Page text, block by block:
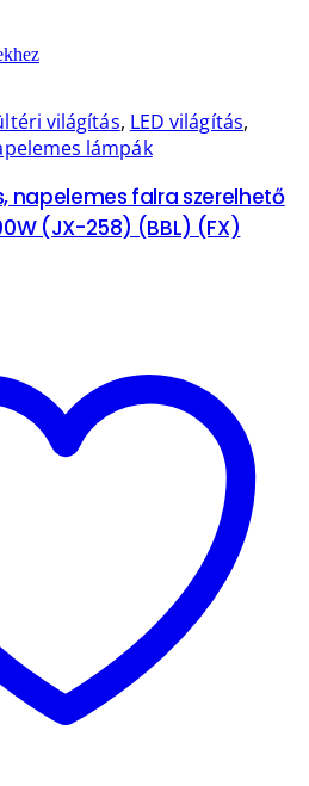
világítás, LED világítás,
lámpák
napelemes falra szerelhető
(JX-258) (BBL) (FX)